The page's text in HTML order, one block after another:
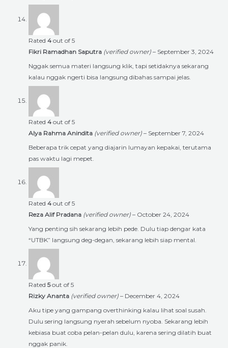
Rated 4 out of 5
Fikri Ramadhan Saputra (verified owner) – September 3, 2024
Nggak semua materi langsung klik, tapi setidaknya sekarang
kalau nggak ngerti bisa langsung dibahas sampai jelas.
Rated 4 out of 5
Alya Rahma Anindita (verified owner) – September 7, 2024
Beberapa trik cepat yang diajarin lumayan kepakai, terutama
pas waktu lagi mepet.
Rated 4 out of 5
Reza Alif Pradana (verified owner) – October 24, 2024
Yang penting sih sekarang lebih pede. Dulu tiap dengar kata
“UTBK” langsung deg-degan, sekarang lebih siap mental.
Rated 5out of 5
Rizky Ananta (verified owner) – December 4, 2024
Aku tipe yang gampang overthinking kalau lihat soal susah.
Dulu sering langsung nyerah sebelum nyoba. Sekarang lebih
kebiasa buat coba pelan-pelan dulu, karena sering dilatih buat
nggak panik.